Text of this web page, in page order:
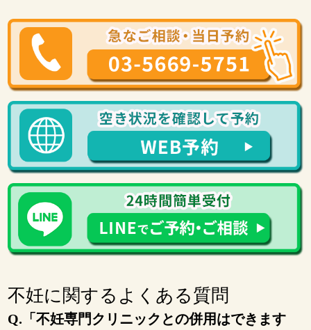
不妊に関するよくある質問
Q.「不妊専門クリニックとの併用はできます